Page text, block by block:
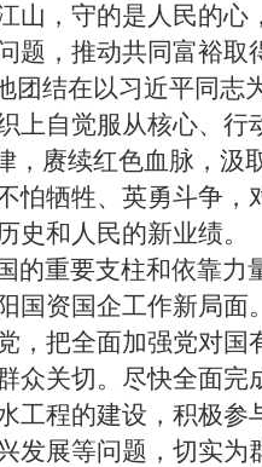
山，守的是人民的心
题，推动共同富裕取
团结在以习近平同志
上自觉服从核心、行
，赓续红色血脉，汲
牺牲、英勇斗争，
和人民的新业绩。
的重要支柱和依靠力
国资国企工作新局面
，把全面加强党对国
众关切。尽快全面完
工程的建设，积极参
发展等问题，切实为